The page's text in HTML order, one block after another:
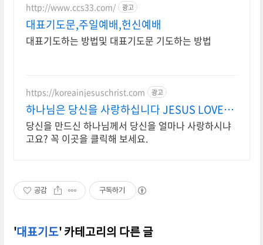
http://www.ccs33.com/ 광고
대표기도문,주일예배,헌신예배
대표기도하는 방법및 대표기도문 기도하는 방법
https://koreainjesuschrist.com 광고
하나님은 당신을 사랑하십니다 JESUS LOVES
YOU
당신을 만드신 하나님께서 당신을 얼마나 사랑하시냐
고요? 꼭 이곳을 클릭해 보세요.
공감 구독하기
'대표기도' 카테고리의 다른 글